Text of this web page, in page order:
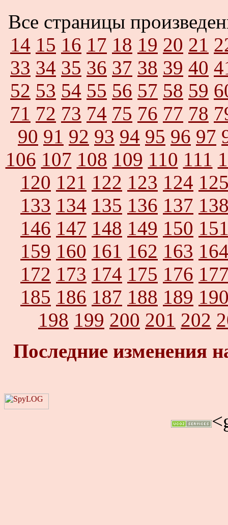
Все страницы
14 15 16 17 18 19 20 21
33 34 35 36 37 38 39 40
52 53 54 55 56 57 58 59
71 72 73 74 75 76 77 78
90 91 92 93 94 95 96 97
106 107 108 109 110 111
120 121 122 123 124
133 134 135 136 137
146 147 148 149 150
159 160 161 162 163
172 173 174 175 176
185 186 187 188 189
198 199 200 201 202
Последние изменения
<